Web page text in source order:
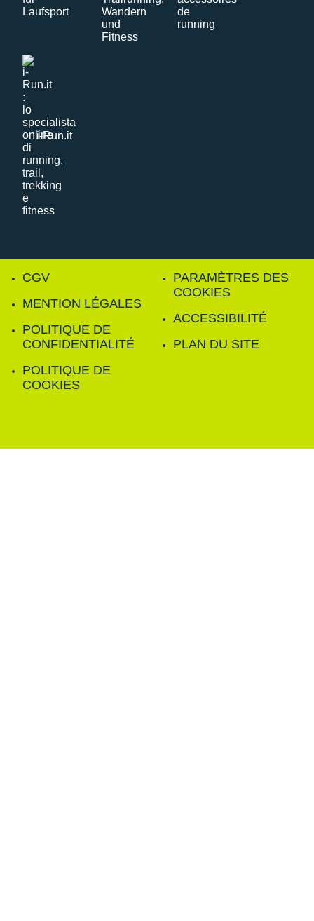
i-Run.it
CGV
MENTION LÉGALES
POLITIQUE DE
CONFIDENTIALITÉ
POLITIQUE DE
COOKIES
PARAMÈTRES DES
COOKIES
ACCESSIBILITÉ
PLAN DU SITE